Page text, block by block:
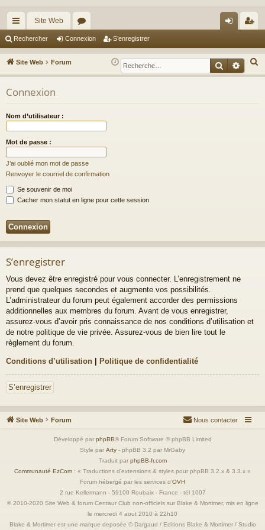
cc
ès
ra
pi
Site Web
or
u
m
ne
xi
nr
eg
Rechercher Connexion S’enregistrer
Site Web Forum
e
Connexion
Nom d’utilisateur :
Mot de passe :
J’ai oublié mon mot de passe
Renvoyer le courriel de confirmation
Se souvenir de moi
Cacher mon statut en ligne pour cette session
S’enregistrer
Vous devez être enregistré pour vous connecter. L’enregistrement ne
prend que quelques secondes et augmente vos possibilités.
L’administrateur du forum peut également accorder des permissions
additionnelles aux membres du forum. Avant de vous enregistrer,
assurez-vous d’avoir pris connaissance de nos conditions d’utilisation et
de notre politique de vie privée. Assurez-vous de bien lire tout le
règlement du forum.
Conditions d’utilisation | Politique de confidentialité
S’enregistrer
Site Web Forum Nous contacter
Développé par phpBB® Forum Software © phpBB Limited
Style par Arty - phpBB 3.2 par MrGaby
Traduit par phpBB-fr.com
Communauté EzCom : « Traductions d'extensions & styles pour phpBB 3.2.x & 3.3.x »
Forum hébergé par les services d’OVH
2 rue Kellermann - 59100 Roubaix - France - tél 1007
© 2010-2020 Site Web & forum Centaur Club non-officiels sur Blake & Mortimer, mis en ligne
le mercredi 4 aout 2010 à 22h10
Blake & Mortimer est une marque deposée © Dargaud / Editions Blake & Mortimer / Studio